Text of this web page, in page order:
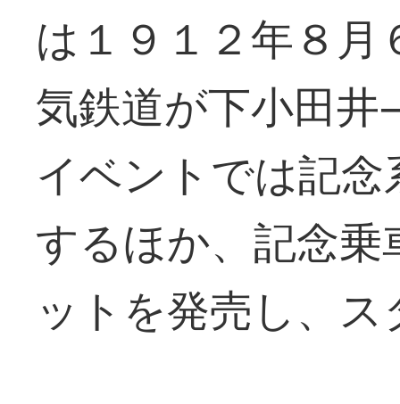
は１９１２年８
気鉄道が下小田
イベントでは記
するほか、記念
ットを発売し、